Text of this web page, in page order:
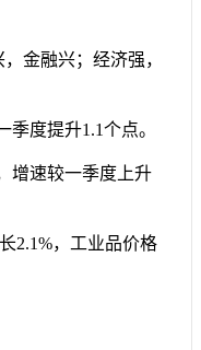
金融兴；经济强，
度提升1.1个点。
增速较一季度上升
2.1%，工业品价格